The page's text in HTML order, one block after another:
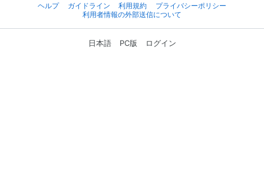
ヘルプ
ガイドライン 利用規約
プライバシーポリシー
利用者情報の外部送信について
日本語 PC版 ログイン